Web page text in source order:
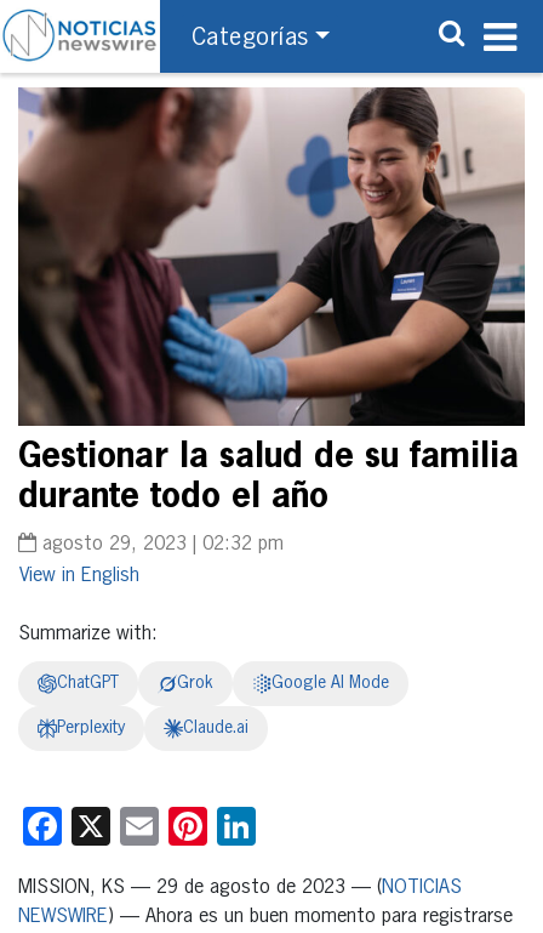
Categorías
Gestionar la salud de su familia
durante todo el año
agosto 29, 2023 | 02:32 pm
English
Summarize with:
ChatGPT Grok Google AI Mode
Perplexity Claude.ai
Facebook
X EmailPinterest
MISSION, KS — 29 de agosto de 2023 — (NOTICIAS
NEWSWIRE) — Ahora es un buen momento para registrarse